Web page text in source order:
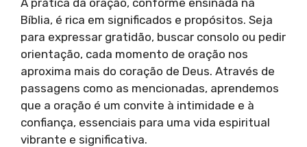
Bíblia, é rica em significados e propósitos. Seja
para expressar gratidão, buscar consolo ou pedir
orientação, cada momento de oração nos
aproxima mais do coração de Deus. Através de
passagens como as mencionadas, aprendemos
que a oração é um convite à intimidade e à
confiança, essenciais para uma vida espiritual
vibrante e significativa.